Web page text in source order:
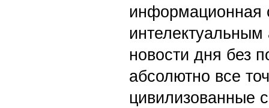
информационная
новости дня без
абсолютно все
цивилизованные